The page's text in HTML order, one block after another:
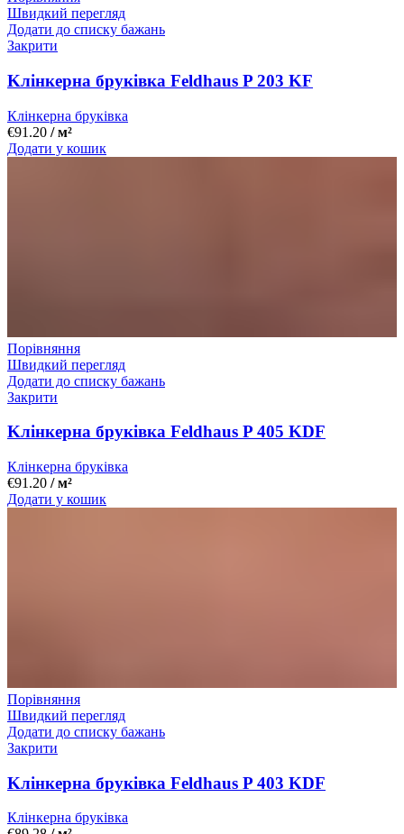
Швидкий перегляд
Додати до списку бажань
Закрити
Kлінкерна бруківка Feldhaus P 203 KF
Клінкерна бруківка
€91.20 / м²
Додати у кошик
Порівняння
Швидкий перегляд
Додати до списку бажань
Закрити
Kлінкерна бруківка Feldhaus P 405 KDF
Клінкерна бруківка
€91.20 / м²
Додати у кошик
Порівняння
Швидкий перегляд
Додати до списку бажань
Закрити
Kлінкерна бруківка Feldhaus P 403 KDF
Клінкерна бруківка